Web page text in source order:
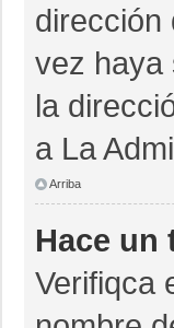
dirección
vez haya
la
a La
Arriba
Hace un
Verifiqca